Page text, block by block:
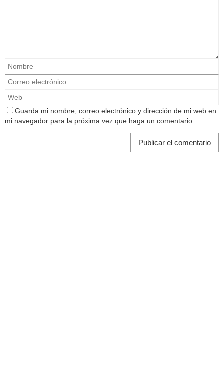
Guarda mi nombre, correo electrónico y dirección de mi web en
mi navegador para la próxima vez que haga un comentario.